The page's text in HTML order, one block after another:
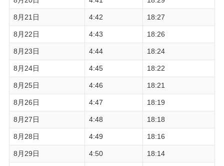
8月21日 4:42 18:27
8月22日 4:43 18:26
8月23日 4:44 18:24
8月24日 4:45 18:22
8月25日 4:46 18:21
8月26日 4:47 18:19
8月27日 4:48 18:18
8月28日 4:49 18:16
8月29日 4:50 18:14